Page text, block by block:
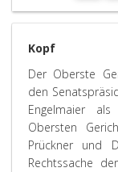
Kopf
Der Oberste
den
Engelmaier
Obersten
Prückner und
Rechtssache